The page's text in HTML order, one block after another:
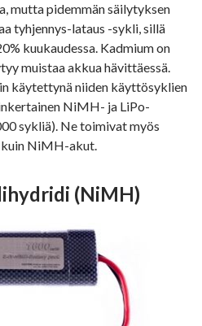
mutta pidemmän säilytyksen
tyhjennys-lataus -sykli, sillä
kuukaudessa. Kadmium on
muistaa akkua hävittäessä.
käytettynä niiden käyttösyklien
NiMH- ja LiPo-
sykliä). Ne toimivat myös
kuin NiMH-akut.
(NiMH)